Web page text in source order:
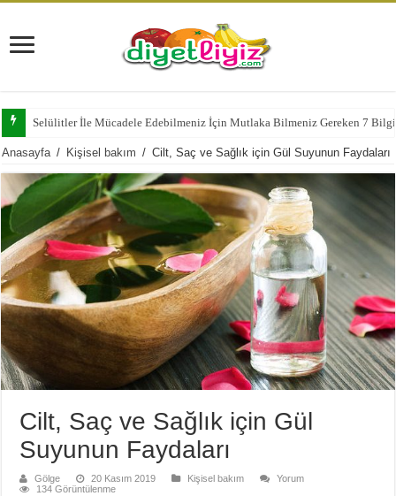
Selülitler İle Mücadele Edebilmeniz İçin Mutlaka Bilmeniz Gereken 7 Bilgi
Anasayfa / Kişisel bakım / Cilt, Saç ve Sağlık için Gül Suyunun Faydaları
Cilt, Saç ve Sağlık için Gül
Suyunun Faydaları
Gölge 20 Kasım 2019 Kişisel bakım
Yorum
134 Görüntülenme